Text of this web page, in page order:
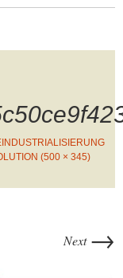
(500 × 345)
Next →